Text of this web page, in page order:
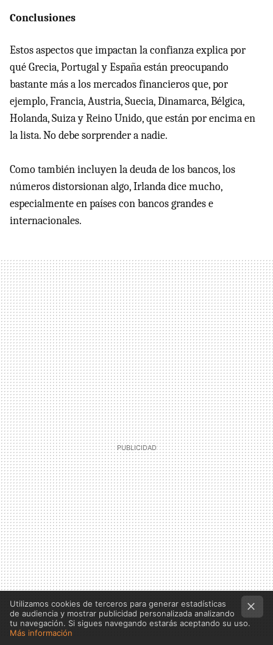
Conclusiones
Estos aspectos que impactan la confianza explica por
qué Grecia, Portugal y España están preocupando
bastante más a los mercados financieros que, por
ejemplo, Francia, Austria, Suecia, Dinamarca, Bélgica,
Holanda, Suiza y Reino Unido, que están por encima en
la lista. No debe sorprender a nadie.
Como también incluyen la deuda de los bancos, los
números distorsionan algo, Irlanda dice mucho,
especialmente en países con bancos grandes e
internacionales.
Utilizamos cookies de terceros para generar estadísticas
de audiencia y mostrar publicidad personalizada analizando
tu navegación. Si sigues navegando estarás aceptando su uso.
Más información